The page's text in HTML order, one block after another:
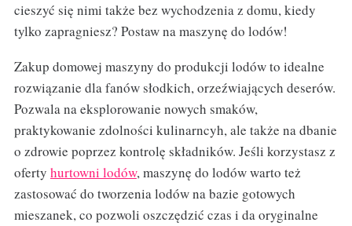
cieszyć się nimi także bez wychodzenia z domu, kiedy
tylko zapragniesz? Postaw na maszynę do lodów!
Zakup domowej maszyny do produkcji lodów to idealne
rozwiązanie dla fanów słodkich, orzeźwiających deserów.
Pozwala na eksplorowanie nowych smaków,
praktykowanie zdolności kulinarncyh, ale także na dbanie
o zdrowie poprzez kontrolę składników. Jeśli korzystasz z
oferty hurtowni lodów, maszynę do lodów warto też
zastosować do tworzenia lodów na bazie gotowych
mieszanek, co pozwoli oszczędzić czas i da oryginalne